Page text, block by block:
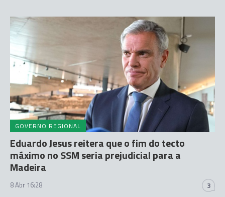
GOVERNO REGIONAL
Eduardo Jesus reitera que o fim do tecto
máximo no SSM seria prejudicial para a
Madeira
8 Abr 16:28 3